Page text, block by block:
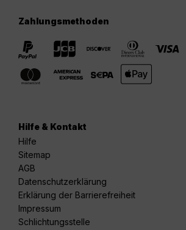
Zahlungsmethoden
Hilfe & Kontakt
Hilfe
Sitemap
AGB
Datenschutzerklärung
Erklärung der Barrierefreiheit
Impressum
Schlichtungsstelle